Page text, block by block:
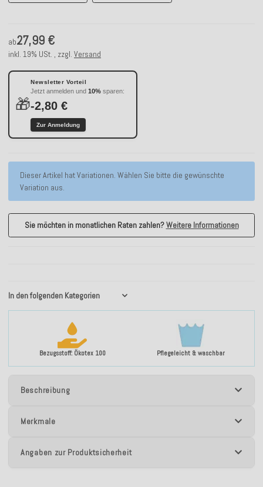
Bezugsstoff: Ökotex 100 Pflegeleicht & waschbar
In den folgenden Kategorien
ab27,99 €
inkl. 19% USt. , zzgl. Versand
🎁
Newsletter Vorteil
Jetzt anmelden und 10% sparen:
-2,80 €
Zur Anmeldung
xDieser Artikel hat Variationen. Wählen Sie bitte die gewünschte
Variation aus.
Sie möchten in monatlichen Raten zahlen?Weitere Informationen
Beschreibung
Merkmale
Angaben zur Produktsicherheit